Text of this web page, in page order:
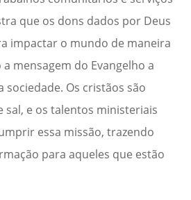
que os dons dados por Deus
impactar o mundo de maneira
mensagem do Evangelho a
sociedade. Os cristãos são
sal, e os talentos ministeriais
essa missão, trazendo
para aqueles que estão